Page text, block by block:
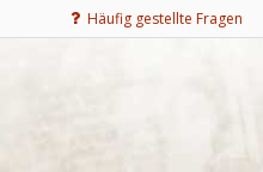
Häufig gestellte Fragen